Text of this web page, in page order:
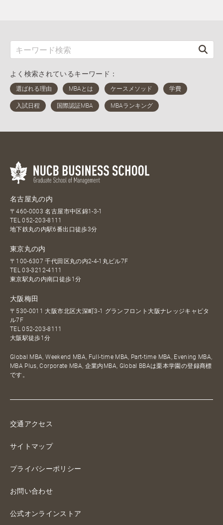
よく検索されているキーワード：
名古屋丸の内
〒460-0003 名古屋市中区錦1-3-1
TEL052-203-8111
地下鉄丸の内駅6番出口徒歩3分
東京丸の内
〒100-6307 千代田区丸の内2-4-1丸ビル7F
TEL03-3212-4111
東京駅丸の内南口徒歩1分
大阪梅田
〒530-0011 大阪市北区大深町3-1 グランフロント大阪ナレッジキャピタ
ル7F
TEL052-203-8111
大阪駅徒歩1分
Global MBA, Weekend MBA, Full-time MBA, Part-time MBA, Evening MBA,
MBA Plus, Corporate MBA, 企業内MBA, Global BBAは栗本学園の登録商標
です。
交通アクセス
サイトマップ
プライバシーポリシー
お問い合わせ
公式オンラインストア